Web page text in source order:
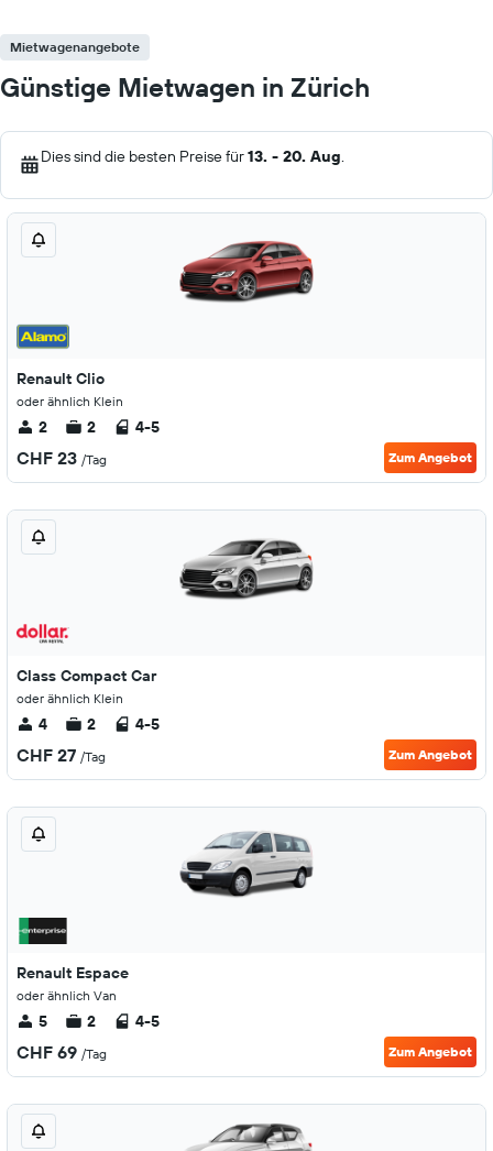
Mietwagenangebote
Günstige Mietwagen in Zürich
Dies sind die besten Preise für13. - 20. Aug.
Renault Clio
oder ähnlich Klein
2 2 4-5
CHF 23 /Tag Zum Angebot
Class Compact Car
oder ähnlich Klein
4 2 4-5
CHF 27 /Tag Zum Angebot
Renault Espace
oder ähnlich Van
5 2 4-5
CHF 69 /Tag Zum Angebot